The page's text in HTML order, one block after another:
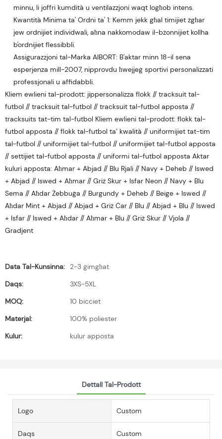
minnu, li joffri kumdità u ventilazzjoni waqt logħob intens.
Kwantità Minima ta' Ordni ta' 1: Kemm jekk għal timijiet żgħar
jew ordnijiet individwali, aħna nakkomodaw il-bżonnijiet kollha
b'ordnijiet flessibbli.
Assigurazzjoni tal-Marka AIBORT: B'aktar minn 18-il sena
esperjenza mill-2007, nipprovdu ħwejjeġ sportivi personalizzati
professjonali u affidabbli.
Kliem ewlieni tal-prodott: jippersonalizza flokk // tracksuit tal-
futbol // tracksuit tal-futbol // tracksuit tal-futbol apposta //
tracksuits tat-tim tal-futbol Kliem ewlieni tal-prodott: flokk tal-
futbol apposta // flokk tal-futbol ta’ kwalità // uniformijiet tat-tim
tal-futbol // uniformijiet tal-futbol // uniformijiet tal-futbol apposta
// settijiet tal-futbol apposta // uniformi tal-futbol apposta Aktar
kuluri apposta: Aħmar + Abjad // Blu Rjali // Navy + Deheb // Iswed
+ Abjad // Iswed + Aħmar // Griż Skur + Isfar Neon // Navy + Blu
Sema // Aħdar Żebbuġa // Burgundy + Deheb // Beige + Iswed //
Aħdar Mint + Abjad // Abjad + Griż Ċar // Blu // Abjad + Blu // Iswed
+ Isfar // Iswed + Aħdar // Aħmar + Blu // Griż Skur // Vjola //
Gradjent
Data Tal-Kunsinna:
2-3 ġimgħat
Daqs:
3XS-5XL
MOQ:
10 biċċiet
Materjal:
100% poliester
Kulur:
kulur apposta
Dettall Tal-Prodott
Logo Custom
Daqs Custom